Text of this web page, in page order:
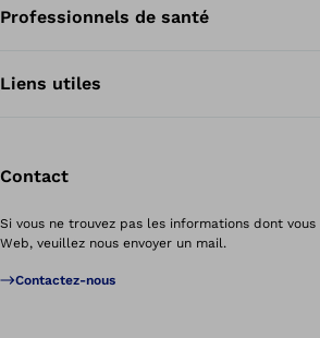
Professionnels de santé
Liens utiles
Contact
Si vous ne trouvez pas les informations dont
Web, veuillez nous envoyer un mail.
Contactez-nous